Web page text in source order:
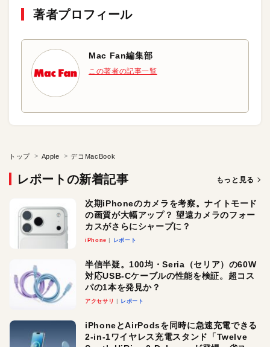
著者プロフィール
Mac Fan編集部
この著者の記事一覧
トップ Apple デコMacBook
レポートの新着記事 もっと見る
次期iPhoneのカメラを考察。ナイトモード
の画質が大幅アップ？ 望遠カメラのフォー
カスがさらにシャープに？
iPhone レポート
半信半疑。100均・Seria（セリア）の60W
対応USB-Cケーブルの性能を検証。超コス
パの1本を発見か？
アクセサリ レポート
iPhoneとAirPodsを同時に急速充電できる
2-in-1ワイヤレス充電スタンド「Twelve